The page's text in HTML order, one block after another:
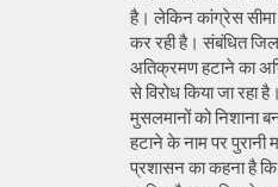
है। लेकिन कांग्रेस सीमा
कर रही है। संबंधित जिला
अतिक्रमण हटाने का
से विरोध किया जा
मुसलमानों को निशाना
हटाने के नाम पर पुरानी
प्रशासन का कहना है